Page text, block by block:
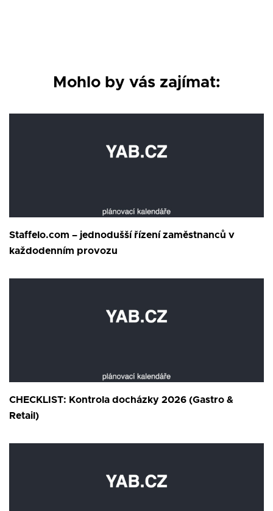
Mohlo by vás zajímat:
Staffelo.com – jednodušší řízení zaměstnanců v
každodenním provozu
CHECKLIST: Kontrola docházky 2026 (Gastro &
Retail)